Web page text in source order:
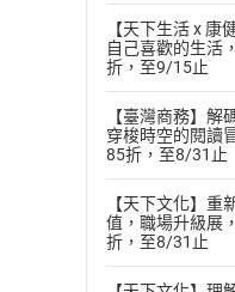
【天下生活 x 康
自己喜歡的生活
折，至9/15止
【臺灣商務】解
穿梭時空的閱讀
85折，至8/31止
【天下文化】重
值，職場升級展
折，至8/31止